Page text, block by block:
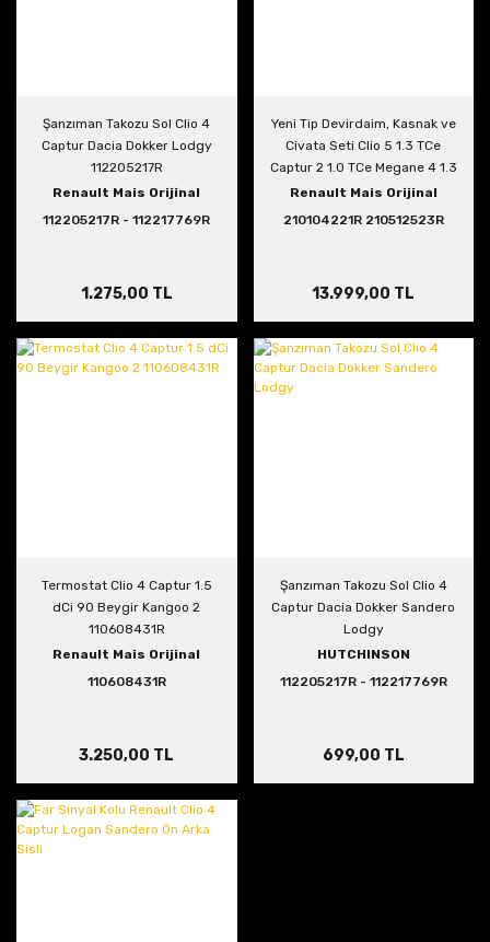
Şanzıman Takozu Sol Clio 4
Captur Dacia Dokker Lodgy
112205217R
Renault Mais Orijinal
112205217R - 112217769R
1.275,00 TL
Yeni Tip Devirdaim, Kasnak ve
Civata Seti Clio 5 1.3 TCe
Captur 2 1.0 TCe Megane 4 1.3
TCe
Renault Mais Orijinal
210104221R 210512523R
13.999,00 TL
Termostat Clio 4 Captur 1.5
dCi 90 Beygir Kangoo 2
110608431R
Renault Mais Orijinal
110608431R
3.250,00 TL
Şanzıman Takozu Sol Clio 4
Captur Dacia Dokker Sandero
Lodgy
HUTCHINSON
112205217R - 112217769R
699,00 TL